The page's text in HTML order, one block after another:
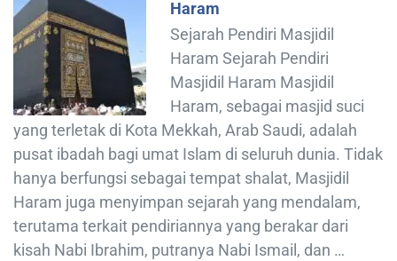
Haram
Sejarah Pendiri Masjidil
Haram Sejarah Pendiri
Masjidil Haram Masjidil
Haram, sebagai masjid suci
yang terletak di Kota Mekkah, Arab Saudi, adalah
pusat ibadah bagi umat Islam di seluruh dunia. Tidak
hanya berfungsi sebagai tempat shalat, Masjidil
Haram juga menyimpan sejarah yang mendalam,
terutama terkait pendiriannya yang berakar dari
kisah Nabi Ibrahim, putranya Nabi Ismail, dan …